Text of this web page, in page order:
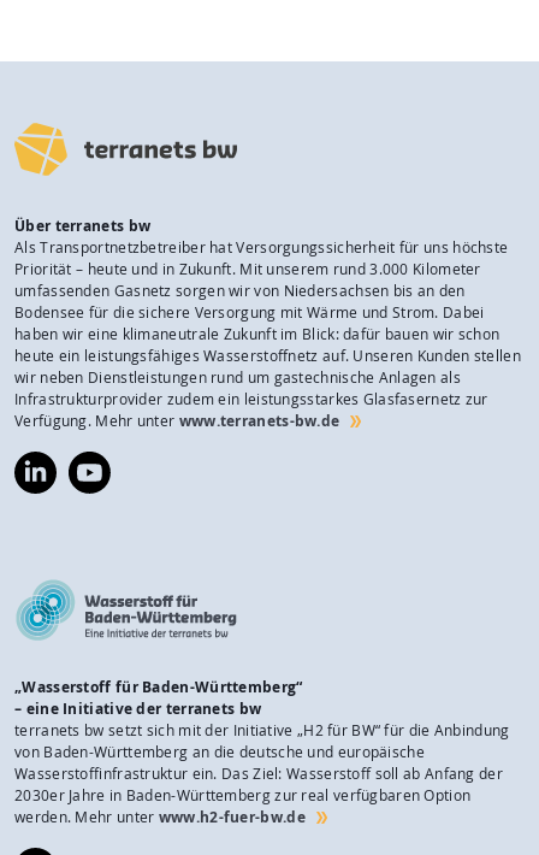
Über terranets bw
Als Transportnetzbetreiber hat Versorgungssicherheit für uns höchste
Priorität – heute und in Zukunft. Mit unserem rund 3.000 Kilometer
umfassenden Gasnetz sorgen wir von Niedersachsen bis an den
Bodensee für die sichere Versorgung mit Wärme und Strom. Dabei
haben wir eine klimaneutrale Zukunft im Blick: dafür bauen wir schon
heute ein leistungsfähiges Wasserstoffnetz auf. Unseren Kunden stellen
wir neben Dienstleistungen rund um gastechnische Anlagen als
Infrastrukturprovider zudem ein leistungsstarkes Glasfasernetz zur
Verfügung. Mehr unter www.terranets-bw.de
https://www.linkedin.com/company/terranets-
bw-
https://www.youtube.com/@terranetsbw
„Wasserstoff für Baden-Württemberg“
– eine Initiative der terranets bw
terranets bw setzt sich mit der Initiative „H2 für BW“ für die Anbindung
von Baden-Württemberg an die deutsche und europäische
Wasserstoffinfrastruktur ein. Das Ziel: Wasserstoff soll ab Anfang der
2030er Jahre in Baden-Württemberg zur real verfügbaren Option
werden. Mehr unter www.h2-fuer-bw.de